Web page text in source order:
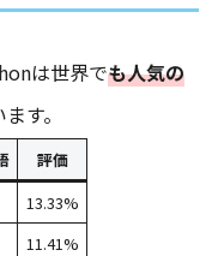
は世界でも人気の
す。
評価
13.33%
11.41%